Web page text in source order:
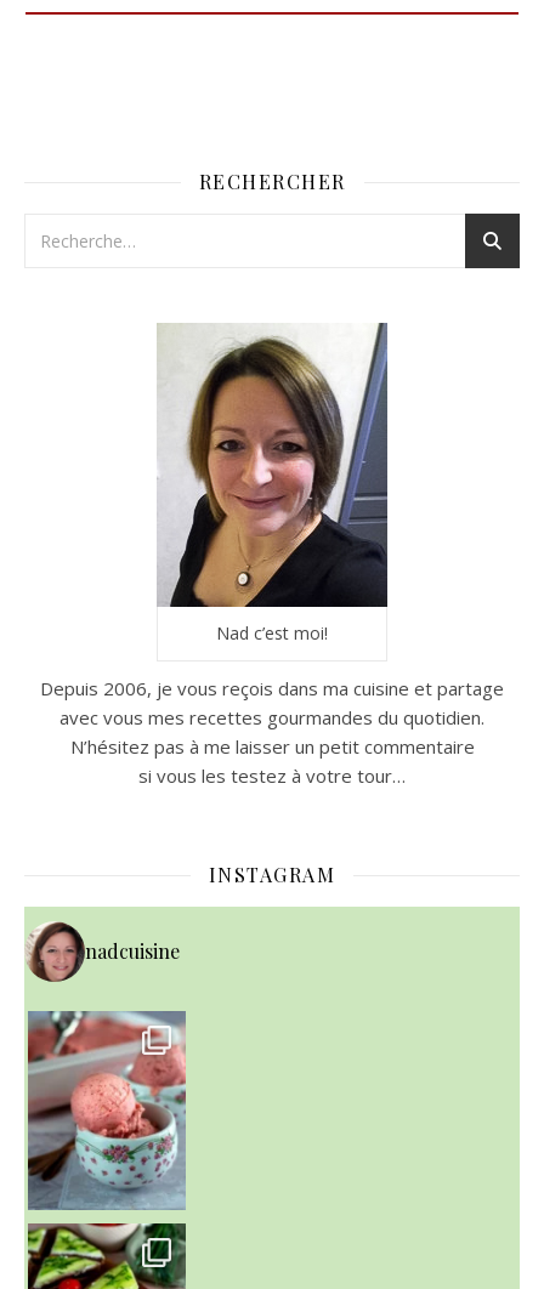
RECHERCHER
Nad c’est moi!
Depuis 2006, je vous reçois dans ma cuisine et partage
avec vous mes recettes gourmandes du quotidien.
N’hésitez pas à me laisser un petit commentaire
si vous les testez à votre tour…
INSTAGRAM
nadcuisine
~ NICE CREAM À LA FRAISE ~
Presque un mois que